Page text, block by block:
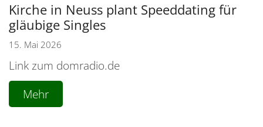
Kirche in Neuss plant Speeddating für
gläubige Singles
15. Mai 2026
Link zum domradio.de
Mehr